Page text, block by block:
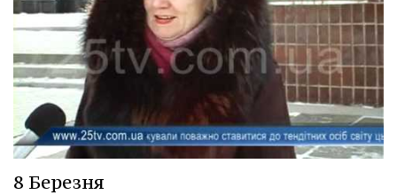
8 Березня